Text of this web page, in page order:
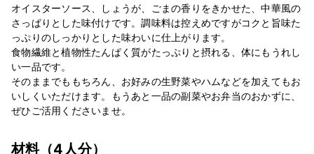
オイスターソース、しょうが、ごまの香りをきかせた、中華風の
さっぱりとした味付けです。調味料は控えめですがコクと旨味た
っぷりのしっかりとした味わいに仕上がります。
食物繊維と植物性たんぱく質がたっぷりと摂れる、体にもうれし
い一品です。
そのままでももちろん、お好みの生野菜やハムなどを加えてもお
いしくいただけます。もうあと一品の副菜やお弁当のおかずに、
ぜひご活用くださいませ。
材料（4人分）